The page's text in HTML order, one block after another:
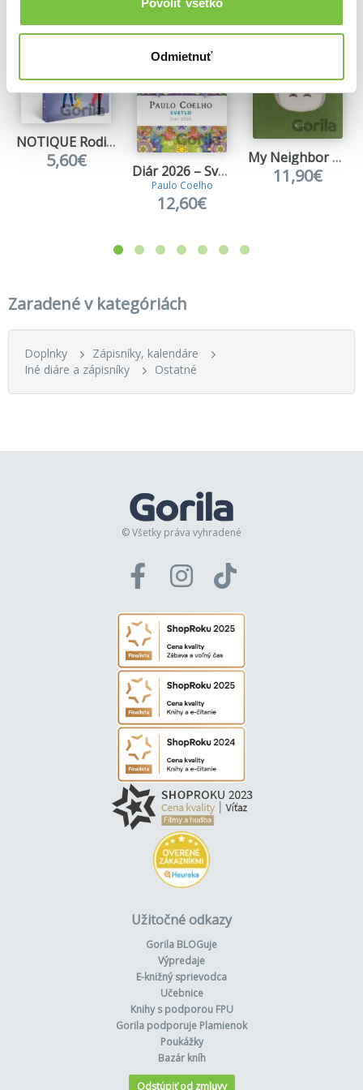
Povoliť všetko
Odmietnuť
NOTIQUE Rodinný diár 2027
5,60€
Diár 2026 – Svetlo
Paulo Coelho
12,60€
My Neighbor Totoro (Plush Journal)
11,90€
Zaradené v kategóriách
Doplnky
Zápisníky, kalendáre
Iné diáre a zápisníky
Ostatné
© Všetky práva vyhradené
Užitočné odkazy
Gorila BLOGuje
Výpredaje
E-knižný sprievodca
Učebnice
Knihy s podporou FPU
Gorila podporuje Plamienok
Poukážky
Bazár kníh
Odstúpiť od zmluvy